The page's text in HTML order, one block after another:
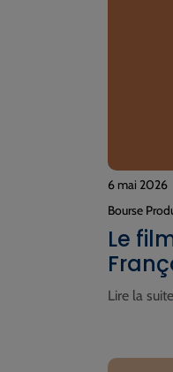
6 mai 2026
Bourse
Le
Lire la suite